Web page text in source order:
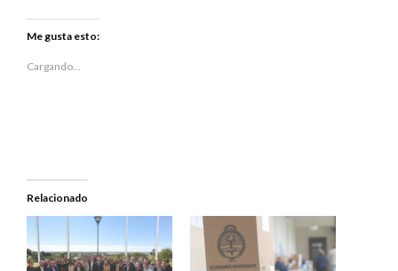
en
Twitter
(Se
en
Me gusta esto:
Cargando...
Relacionado